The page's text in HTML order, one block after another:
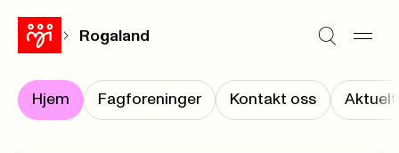
Rogaland
Hjem Fagforeninger Kontakt oss Aktuelt